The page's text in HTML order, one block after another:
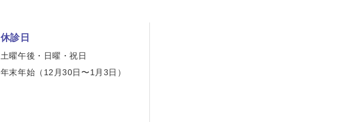
休診日
土曜午後・日曜・祝日
年末年始（12月30日〜1月3日）